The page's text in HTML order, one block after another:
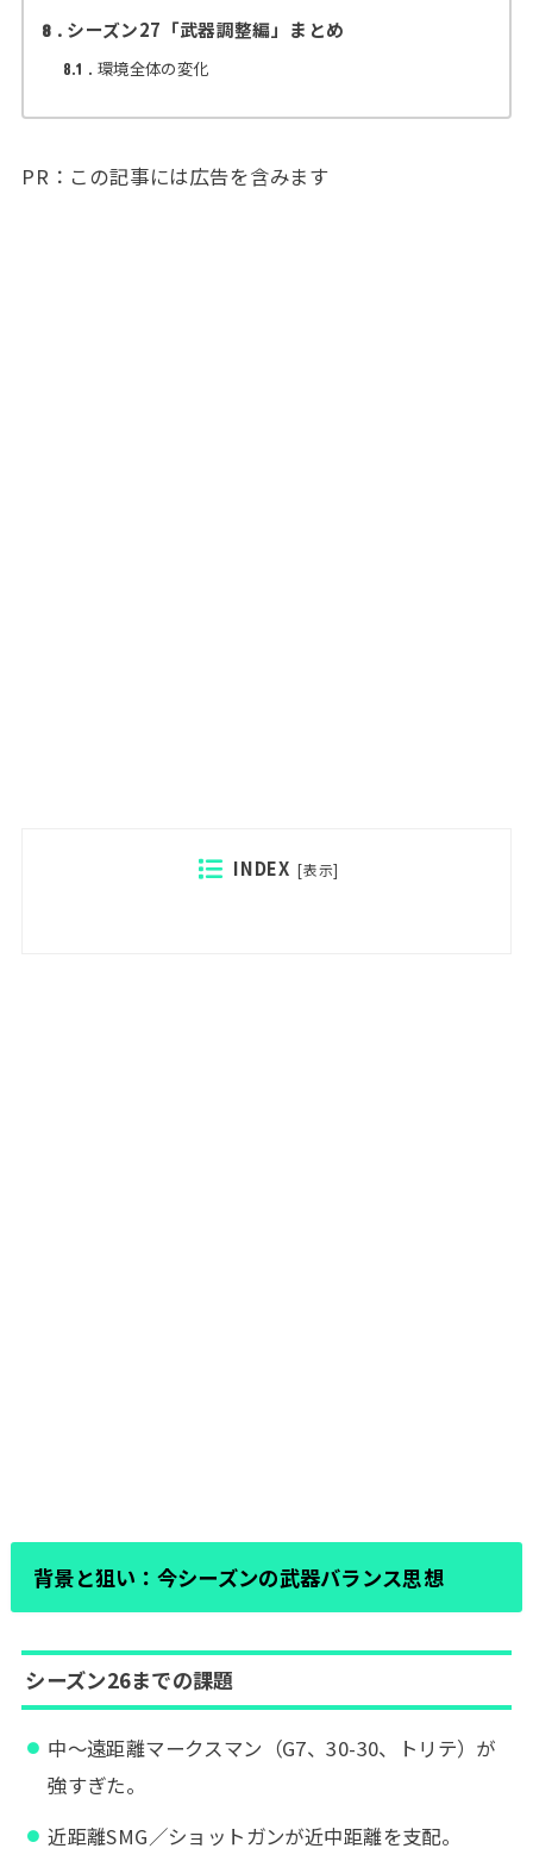
8 シーズン27「武器調整編」まとめ
8.1 環境全体の変化
PR：この記事には広告を含みます
INDEX [表示]
背景と狙い：今シーズンの武器バランス思想
シーズン26までの課題
中〜遠距離マークスマン（G7、30-30、トリテ）が
強すぎた。
近距離SMG／ショットガンが近中距離を支配。